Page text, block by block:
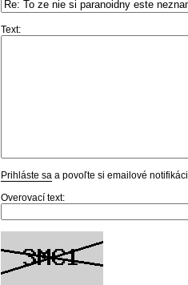
Text:
Prihláste sa a povoľte si emailové
Overovací text: